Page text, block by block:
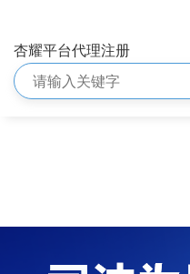
诉讼指南-杏
杏耀平台代理注册